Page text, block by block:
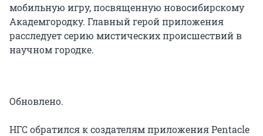
мобильную игру, посвященную новосибирскому
Академгородку. Главный герой приложения
расследует серию мистических происшествий в
научном городке.
Обновлено.
НГС обратился к создателям приложения Pentacle